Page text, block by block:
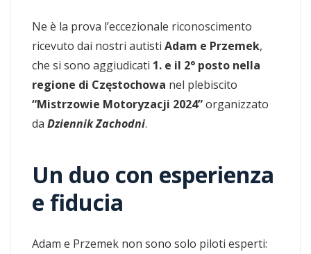
Ne è la prova l’eccezionale riconoscimento
ricevuto dai nostri autisti Adam e Przemek,
che si sono aggiudicati 1. e il 2° posto nella
regione di Częstochowa nel plebiscito
“Mistrzowie Motoryzacji 2024”organizzato
da Dziennik Zachodni.
Un duo con esperienza
e fiducia
Adam e Przemek non sono solo piloti esperti: